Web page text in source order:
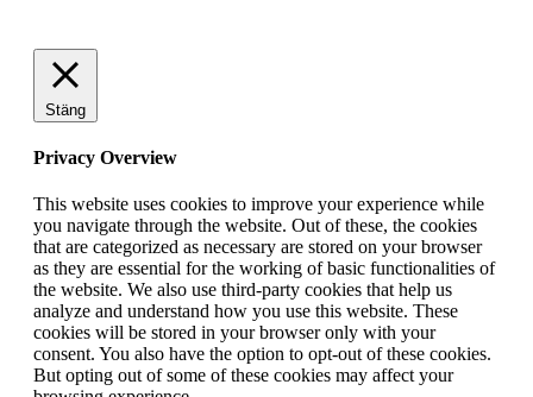
Stäng
Privacy Overview
This website uses cookies to improve your experience while
you navigate through the website. Out of these, the cookies
that are categorized as necessary are stored on your browser
as they are essential for the working of basic functionalities of
the website. We also use third-party cookies that help us
analyze and understand how you use this website. These
cookies will be stored in your browser only with your
consent. You also have the option to opt-out of these cookies.
But opting out of some of these cookies may affect your